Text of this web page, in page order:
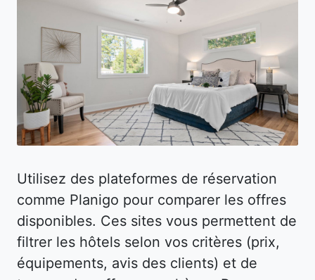
Utilisez des plateformes de réservation
comme Planigo pour comparer les offres
disponibles. Ces sites vous permettent de
filtrer les hôtels selon vos critères (prix,
équipements, avis des clients) et de